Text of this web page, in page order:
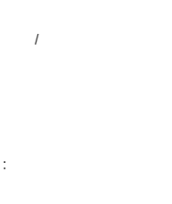
: / /